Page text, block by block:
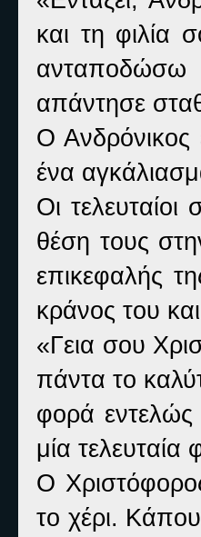
και τη φιλία
απάντησε
Ο Ανδρόνικος
ένα
Οι
θέση τους
επικεφαλής
κράνος του
«Γεια σου
πάντα το
φορά εντελώς
μία
Ο
το χέρι.